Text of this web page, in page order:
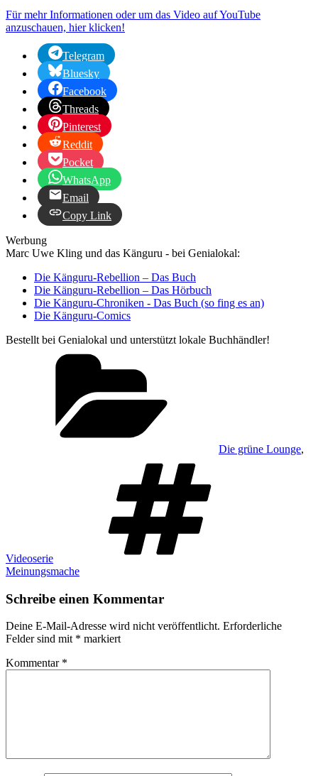
Für mehr Informationen oder um das Video auf YouTube
anzuschauen, hier klicken!
Telegram
Bluesky
Facebook
Threads
Pinterest
Reddit
Pocket
WhatsApp
Email
Copy Link
Werbung
Marc Uwe Kling und das Känguru - bei Genialokal:
Die Känguru-Rebellion – Das Buch
Die Känguru-Rebellion – Das Hörbuch
Die Känguru-Chroniken - Das Buch (so fing es an)
Die Känguru-Comics
Bestellt bei Genialokal und unterstützt lokale Buchhändler!
Die grüne Lounge,
Videoserie
Meinungsmache
Schreibe einen Kommentar
Deine E-Mail-Adresse wird nicht veröffentlicht. Erforderliche
Felder sind mit * markiert
Kommentar *